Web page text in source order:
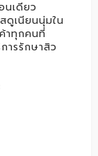
นเดียว
ดูเนียนนุ่มใน
าทุกคนที่
ารรักษาสิว